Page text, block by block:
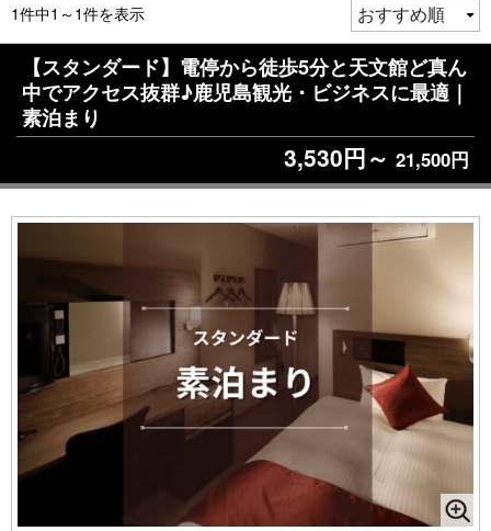
1件中1～1件を表示
【スタンダード】電停から徒歩5分と天文館ど真ん
中でアクセス抜群♪鹿児島観光・ビジネスに最適｜
素泊まり
3,530円～ 21,500円